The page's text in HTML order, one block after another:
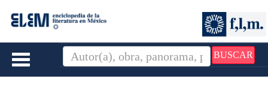
BUSCAR
Toggle